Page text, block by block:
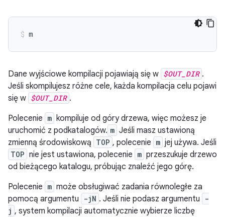
m
Dane wyjściowe kompilacji pojawiają się w $OUT_DIR .
Jeśli skompilujesz różne cele, każda kompilacja celu pojawi
się w $OUT_DIR .
Polecenie m kompiluje od góry drzewa, więc możesz je
uruchomić z podkatalogów. m Jeśli masz ustawioną
zmienną środowiskową TOP , polecenie m jej używa. Jeśli
TOP nie jest ustawiona, polecenie m przeszukuje drzewo
od bieżącego katalogu, próbując znaleźć jego górę.
Polecenie m może obsługiwać zadania równoległe za
pomocą argumentu
-jN . Jeśli nie podasz argumentu
-
j , system kompilacji automatycznie wybierze liczbę